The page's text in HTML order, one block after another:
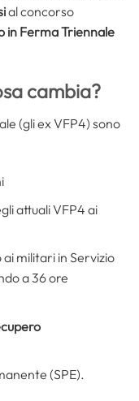
al concorso
in Ferma Triennale
cambia?
(gli ex VFP4) sono
attuali VFP4 ai
militari in Servizio
a 36 ore
(SPE).